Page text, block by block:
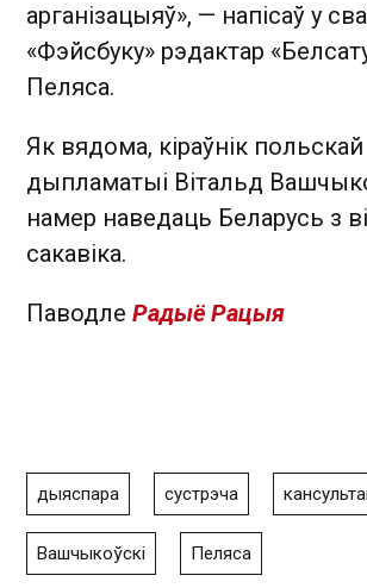
арганізацыяў», — напісаў у
«Фэйсбуку» рэдактар
Пеляса.
Як вядома, кіраўнік польскай
дыпламатыі Вітальд
намер наведаць Беларусь з
сакавіка.
Паводле Радыё Рацыя
дыяспара сустрэча
Вашчыкоўскі Пеляса